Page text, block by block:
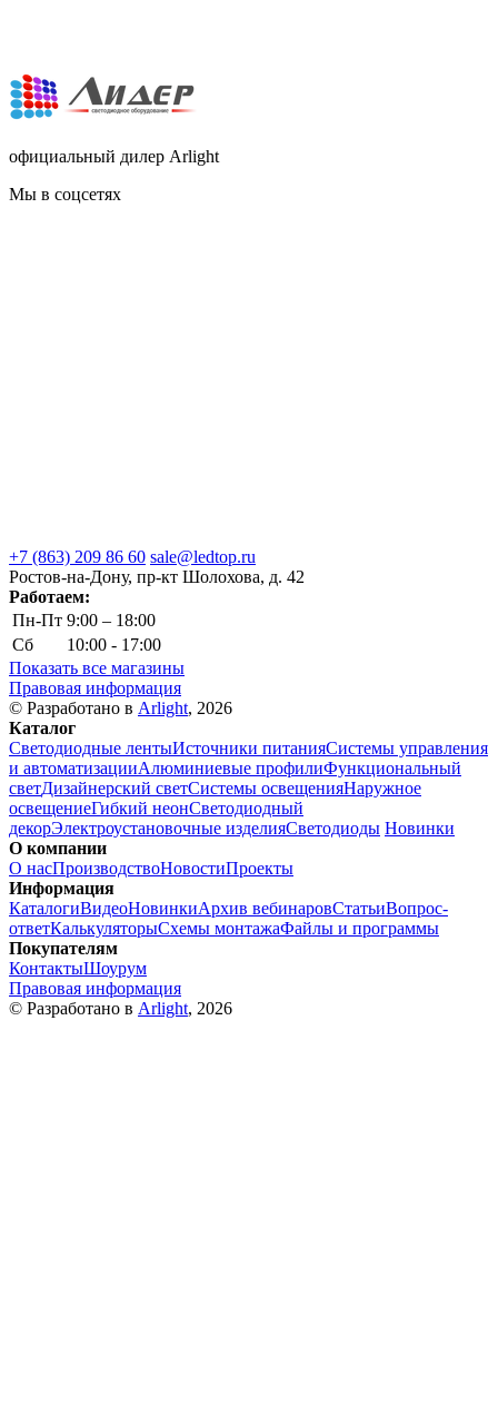
официальный дилер Arlight
Мы в соцсетях
+7 (863) 209 86 60 sale@ledtop.ru
Ростов-на-Дону, пр-кт Шолохова, д. 42
Работаем:
Пн-Пт 9:00 – 18:00
Сб
10:00 - 17:00
Показать все магазины
Правовая информация
© Разработано в Arlight, 2026
Каталог
Светодиодные лентыИсточники питанияСистемы управления
и автоматизацииАлюминиевые профилиФункциональный
светДизайнерский светСистемы освещенияНаружное
освещениеГибкий неонСветодиодный
декорЭлектроустановочные изделияСветодиоды Новинки
О компании
О насПроизводствоНовостиПроекты
Информация
КаталогиВидеоНовинкиАрхив вебинаровСтатьиВопрос-
ответКалькуляторыСхемы монтажаФайлы и программы
Покупателям
КонтактыШоурум
Правовая информация
© Разработано в Arlight, 2026